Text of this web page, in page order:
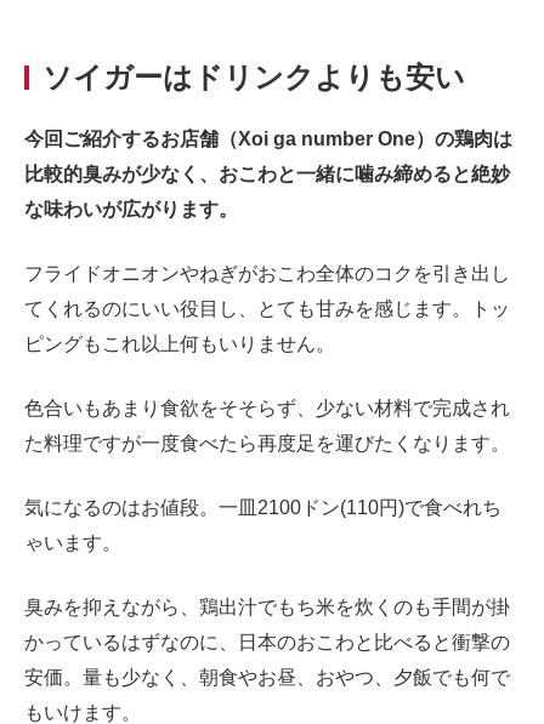
ソイガーはドリンクよりも安い
今回ご紹介するお店舗（Xoi ga number One）の鶏肉は
比較的臭みが少なく、おこわと一緒に噛み締めると絶妙
な味わいが広がります。
フライドオニオンやねぎがおこわ全体のコクを引き出し
てくれるのにいい役目し、とても甘みを感じます。トッ
ピングもこれ以上何もいりません。
色合いもあまり食欲をそそらず、少ない材料で完成され
た料理ですが一度食べたら再度足を運びたくなります。
気になるのはお値段。一皿2100ドン(110円)で食べれち
ゃいます。
臭みを抑えながら、鶏出汁でもち米を炊くのも手間が掛
かっているはずなのに、日本のおこわと比べると衝撃の
安価。量も少なく、朝食やお昼、おやつ、夕飯でも何で
もいけます。